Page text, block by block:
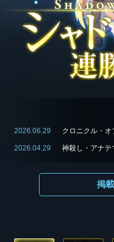
2026.06.29 クロニクル・オ
2026.04.29 神殺し・アナテ
掲